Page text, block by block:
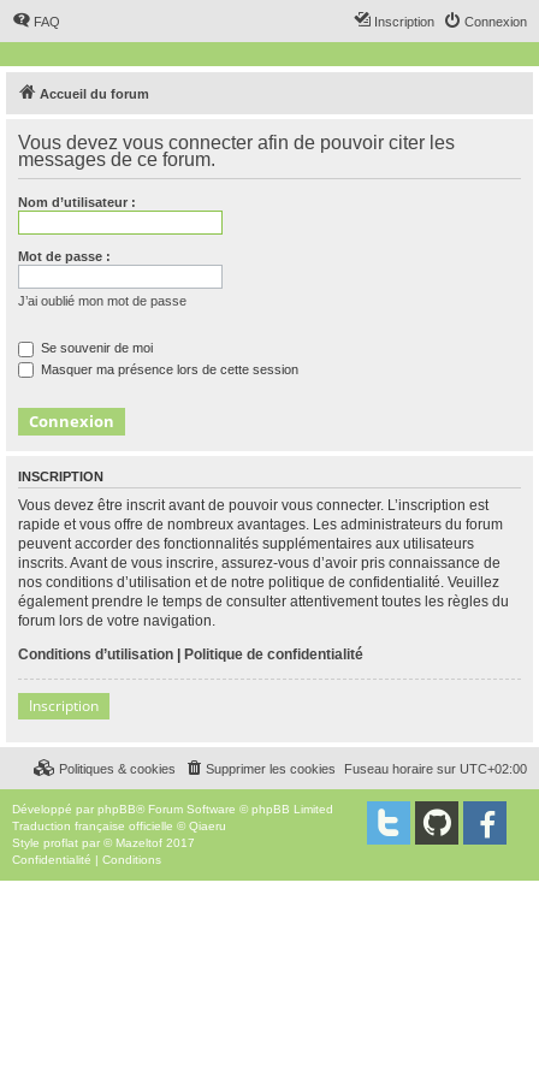
FAQ Connexion
Inscription
Accueil du forum
Vous devez vous connecter afin de pouvoir citer les
messages de ce forum.
Nom d’utilisateur :
Mot de passe :
J’ai oublié mon mot de passe
Se souvenir de moi
Masquer ma présence lors de cette session
INSCRIPTION
Vous devez être inscrit avant de pouvoir vous connecter. L’inscription est
rapide et vous offre de nombreux avantages. Les administrateurs du forum
peuvent accorder des fonctionnalités supplémentaires aux utilisateurs
inscrits. Avant de vous inscrire, assurez-vous d’avoir pris connaissance de
nos conditions d’utilisation et de notre politique de confidentialité. Veuillez
également prendre le temps de consulter attentivement toutes les règles du
forum lors de votre navigation.
Conditions d’utilisation | Politique de confidentialité
Inscription
Fuseau horaire sur UTC+02:00
Supprimer les cookies
Politiques & cookies
Développé par phpBB® Forum Software © phpBB Limited
Traduction française officielle ©Qiaeru
Style proflat par © Mazeltof 2017
Confidentialité | Conditions